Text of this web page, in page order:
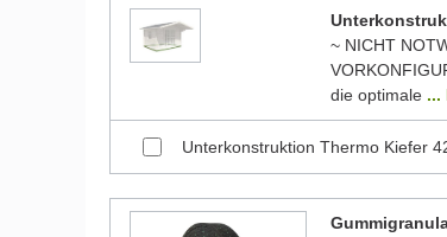
~ NICHT
die optimale ...
Unterkonstruktion Thermo Kiefer